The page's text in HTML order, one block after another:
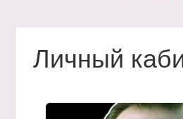
Личный